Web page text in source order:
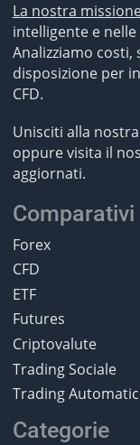
La nostra
intelligente e
Analizziamo costi,
disposizione per
CFD.
Unisciti alla
oppure visita il
aggiornati.
Comparativi
Forex
CFD
ETF
Futures
Criptovalute
Trading Sociale
Trading
Categorie